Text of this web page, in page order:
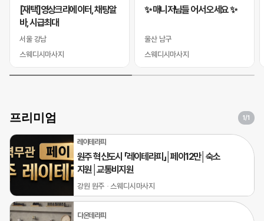
[재택]영상크리에이터, 채팅알
바, 시급최대
서울 강남
스웨디시마사지
✨ 매니저님들 어서 오세요 ✨
울산 남구
스웨디시마사지
프리미엄 1/1
레이테라피
원주 혁신도시 「레이테라피」│페이12만│숙소
지원│교통비지원
강원 원주 스웨디시마사지
다온테라피